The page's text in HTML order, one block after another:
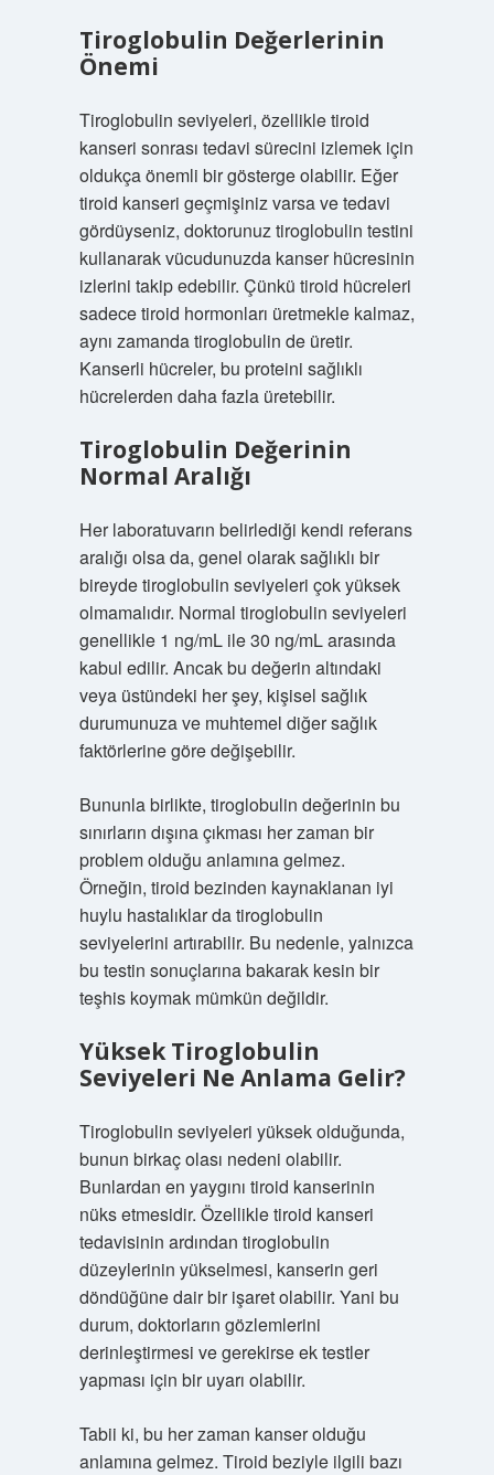
Tiroglobulin Değerlerinin
Önemi
Tiroglobulin seviyeleri, özellikle tiroid
kanseri sonrası tedavi sürecini izlemek için
oldukça önemli bir gösterge olabilir. Eğer
tiroid kanseri geçmişiniz varsa ve tedavi
gördüyseniz, doktorunuz tiroglobulin testini
kullanarak vücudunuzda kanser hücresinin
izlerini takip edebilir. Çünkü tiroid hücreleri
sadece tiroid hormonları üretmekle kalmaz,
aynı zamanda tiroglobulin de üretir.
Kanserli hücreler, bu proteini sağlıklı
hücrelerden daha fazla üretebilir.
Tiroglobulin Değerinin
Normal Aralığı
Her laboratuvarın belirlediği kendi referans
aralığı olsa da, genel olarak sağlıklı bir
bireyde tiroglobulin seviyeleri çok yüksek
olmamalıdır. Normal tiroglobulin seviyeleri
genellikle 1 ng/mL ile 30 ng/mL arasında
kabul edilir. Ancak bu değerin altındaki
veya üstündeki her şey, kişisel sağlık
durumunuza ve muhtemel diğer sağlık
faktörlerine göre değişebilir.
Bununla birlikte, tiroglobulin değerinin bu
sınırların dışına çıkması her zaman bir
problem olduğu anlamına gelmez.
Örneğin, tiroid bezinden kaynaklanan iyi
huylu hastalıklar da tiroglobulin
seviyelerini artırabilir. Bu nedenle, yalnızca
bu testin sonuçlarına bakarak kesin bir
teşhis koymak mümkün değildir.
Yüksek Tiroglobulin
Seviyeleri Ne Anlama Gelir?
Tiroglobulin seviyeleri yüksek olduğunda,
bunun birkaç olası nedeni olabilir.
Bunlardan en yaygını tiroid kanserinin
nüks etmesidir. Özellikle tiroid kanseri
tedavisinin ardından tiroglobulin
düzeylerinin yükselmesi, kanserin geri
döndüğüne dair bir işaret olabilir. Yani bu
durum, doktorların gözlemlerini
derinleştirmesi ve gerekirse ek testler
yapması için bir uyarı olabilir.
Tabii ki, bu her zaman kanser olduğu
anlamına gelmez. Tiroid beziyle ilgili bazı